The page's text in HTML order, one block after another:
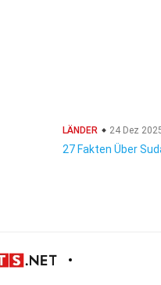
LÄNDER 24 Dez
27 Fakten Über